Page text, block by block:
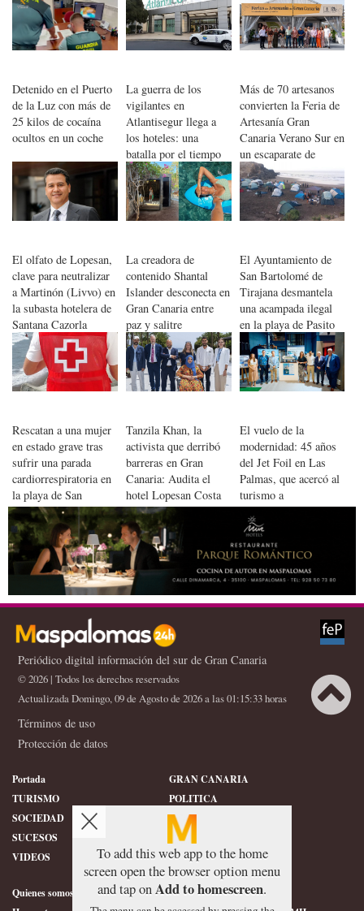
Detenido en el Puerto
de la Luz con más de
25 kilos de cocaína
ocultos en un coche
La guerra de los
vigilantes en
Atlantisegur llega a
los hoteles: una
batalla por el tiempo
del sindicato USO en
Canarias
Más de 70 artesanos
convierten la Feria de
Artesanía Gran
Canaria Verano Sur en
un escaparate de
talento y tradición
El olfato de Lopesan,
clave para neutralizar
a Martinón (Livvo) en
la subasta hotelera de
Santana Cazorla
La creadora de
contenido Shantal
Islander desconecta en
Gran Canaria entre
paz y salitre
El Ayuntamiento de
San Bartolomé de
Tirajana desmantela
una acampada ilegal
en la playa de Pasito
Bea
Rescatan a una mujer
en estado grave tras
sufrir una parada
cardiorrespiratoria en
la playa de San
Agustín
Tanzila Khan, la
activista que derribó
barreras en Gran
Canaria: Audita el
hotel Lopesan Costa
Meloneras
El vuelo de la
modernidad: 45 años
del Jet Foil en Las
Palmas, que acercó al
turismo a
Maspalomas desde
Tenerife
Periódico digital información del sur de Gran Canaria
© 2026 | Todos los derechos reservados
Actualizada Domingo, 09 de Agosto de 2026 a las 01:15:33 horas
Términos de uso
Protección de datos
Portada
GRAN CANARIA
TURISMO
POLITICA
SOCIEDAD
DEPORTES
SUCESOS
HISTORIA
VIDEOS
CONFIDENCIAL
Quienes somos
SERVICIOS
To add this web app to the home
screen open the browser option menu
and tap onAdd to homescreen.